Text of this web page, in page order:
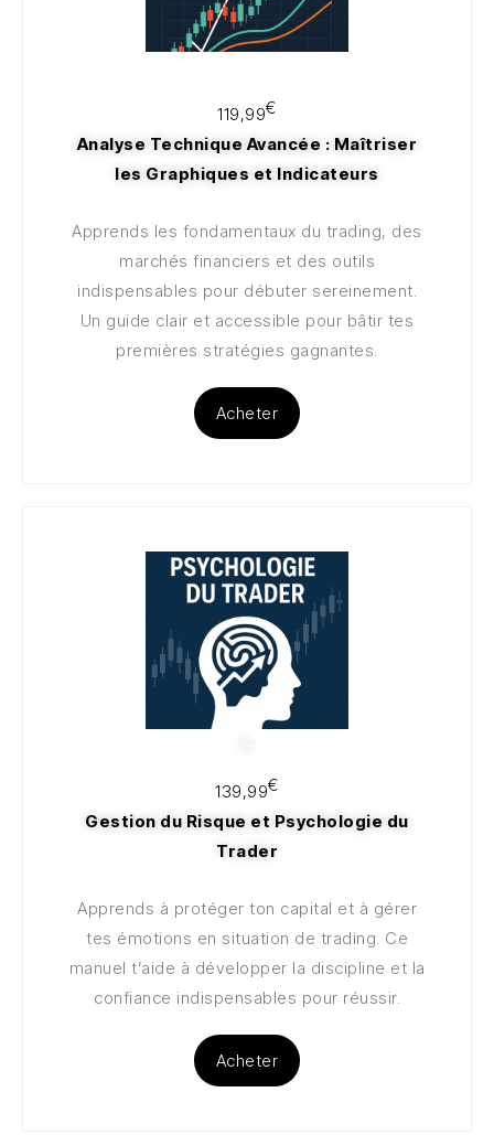
119,99€
Analyse Technique Avancée : Maîtriser
les Graphiques et Indicateurs
Apprends les fondamentaux du trading, des
marchés financiers et des outils
indispensables pour débuter sereinement.
Un guide clair et accessible pour bâtir tes
premières stratégies gagnantes.
Acheter
139,99€
Gestion du Risque et Psychologie du
Trader
Apprends à protéger ton capital et à gérer
tes émotions en situation de trading. Ce
manuel t’aide à développer la discipline et la
confiance indispensables pour réussir.
Acheter